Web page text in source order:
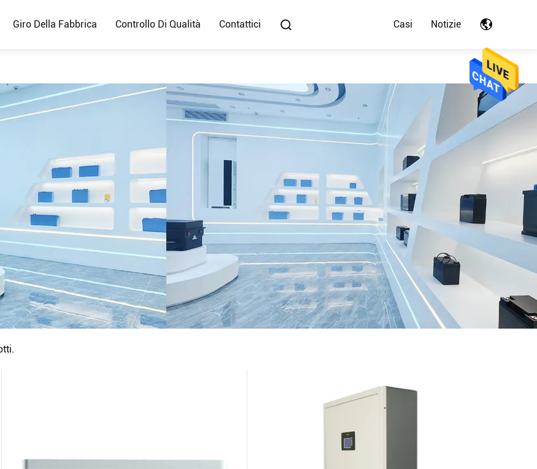
Giro Della Fabbrica Controllo Di Qualità Contattici Casi Notizie